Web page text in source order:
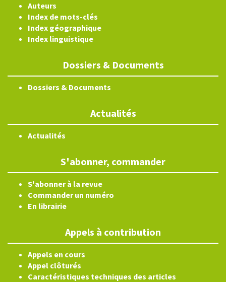
Auteurs
Index de mots-clés
Index géographique
Index linguistique
Dossiers & Documents
Dossiers & Documents
Actualités
Actualités
S'abonner, commander
S'abonner à la revue
Commander un numéro
En librairie
Appels à contribution
Appels en cours
Appel clôturés
Caractéristiques techniques des articles